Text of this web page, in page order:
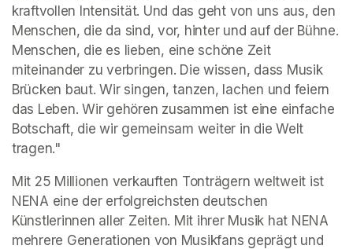
kraftvollen Intensität. Und das geht von uns aus, den
Menschen, die da sind, vor, hinter und auf der Bühne.
Menschen, die es lieben, eine schöne Zeit
miteinander zu verbringen. Die wissen, dass Musik
Brücken baut. Wir singen, tanzen, lachen und feiern
das Leben. Wir gehören zusammen ist eine einfache
Botschaft, die wir gemeinsam weiter in die Welt
tragen."
Mit 25 Millionen verkauften Tonträgern weltweit ist
NENA eine der erfolgreichsten deutschen
Künstlerinnen aller Zeiten. Mit ihrer Musik hat NENA
mehrere Generationen von Musikfans geprägt und